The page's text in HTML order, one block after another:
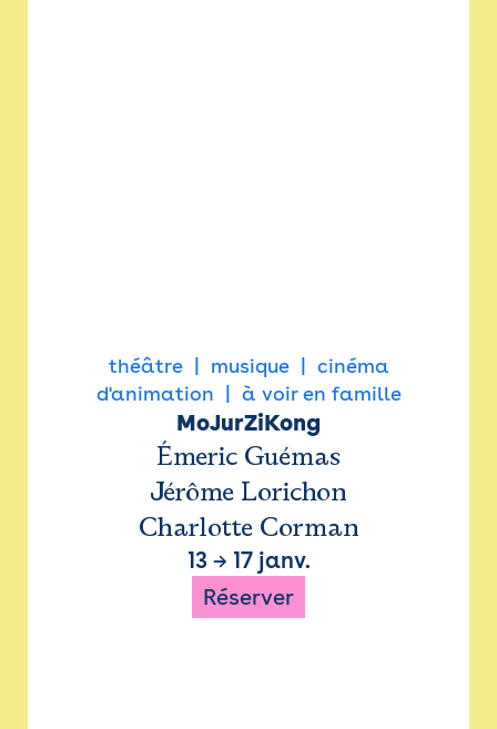
théâtre musique
cinéma
d'animation
à voir en famille
MoJurZiKong
Émeric Guémas
Jérôme Lorichon
Charlotte Corman
13→ 17 janv.
Réserver